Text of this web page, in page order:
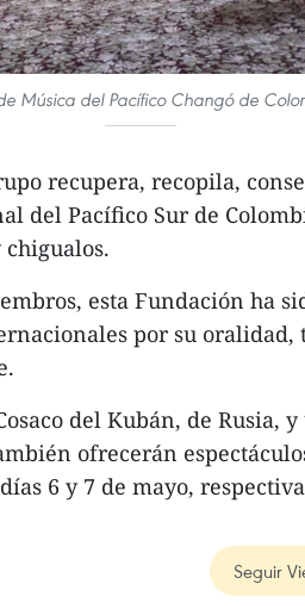
Música del Pacífico Changó de
recupera, recopila,
del Pacífico Sur de
esta Fundación ha
por su oralidad,
del Kubán, de Rusia,
ofrecerán
6 y 7 de mayo,
Seguir